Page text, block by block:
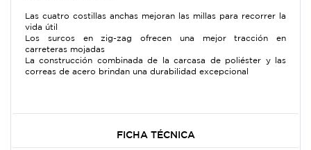
Las cuatro costillas anchas mejoran las millas para recorrer la
vida útil
Los surcos en zig-zag ofrecen una mejor tracción en
carreteras mojadas
La construcción combinada de la carcasa de poliéster y las
correas de acero brindan una durabilidad excepcional
FICHA TÉCNICA